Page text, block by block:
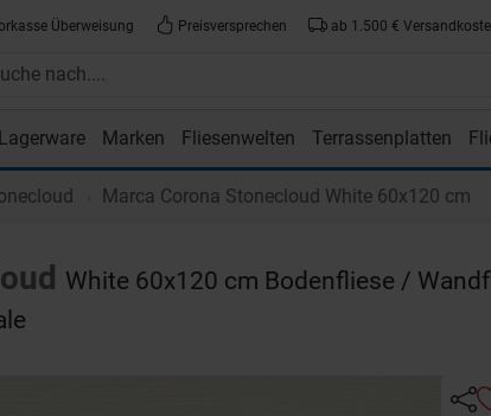
Überweisung Preisversprechen ab 1.500 €
Lagerware Marken Fliesenwelten Terrassenplatten
Marca Corona Stonecloud White 60x120 cm
White 60x120 cm Bodenfliese /